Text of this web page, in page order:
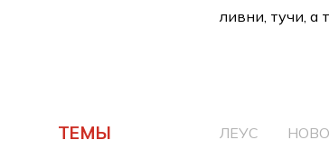
ливни, тучи, а
ТЕМЫ ЛЕУС